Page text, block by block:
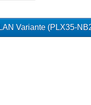
LAN Variante (PLX35-